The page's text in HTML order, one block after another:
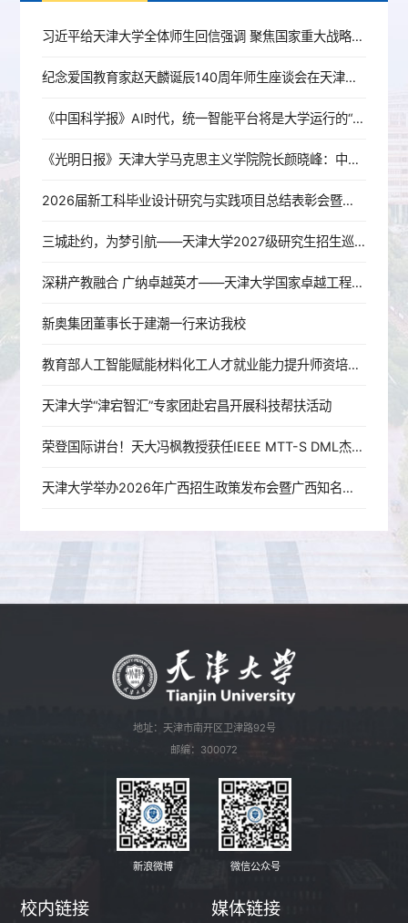
习近平给天津大学全体师生回信强调 聚焦国家重大战略需求提高人才培养质量 更好服务经济社会发展
纪念爱国教育家赵天麟诞辰140周年师生座谈会在天津大学举行
《中国科学报》AI时代，统一智能平台将是大学运行的“基座”——专访天津大学研究生院副院长、人工智能学院院长胡清华
《光明日报》天津大学马克思主义学院院长颜晓峰：中国共产党永葆青春活力之源
2026届新工科毕业设计研究与实践项目总结表彰会暨成果展开幕式成功举办
三城赴约，为梦引航——天津大学2027级研究生招生巡回宣讲圆满收官
深耕产教融合 广纳卓越英才——天津大学国家卓越工程师学院2027年工程硕博士培养改革专项招生宣传月圆满收官
新奥集团董事长于建潮一行来访我校
教育部人工智能赋能材料化工人才就业能力提升师资培训班在天津大学成功举办
天津大学“津宕智汇”专家团赴宕昌开展科技帮扶活动
荣登国际讲台！天大冯枫教授获任IEEE MTT-S DML杰出微波讲师
天津大学举办2026年广西招生政策发布会暨广西知名中学校长论坛
地址：天津市南开区卫津路92号
邮编：300072
新浪微博 微信公众号
校内链接 媒体链接